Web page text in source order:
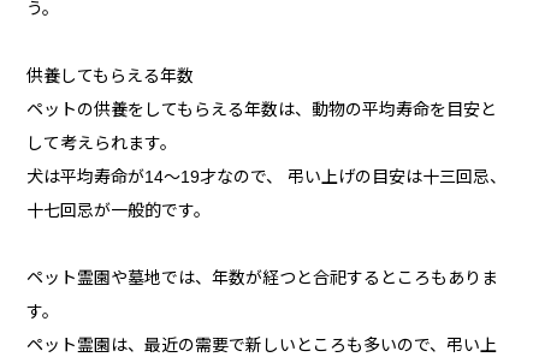
う。
供養してもらえる年数
ペットの供養をしてもらえる年数は、動物の平均寿命を目安と
して考えられます。
犬は平均寿命が14～19才なので、 弔い上げの目安は十三回忌、
十七回忌が一般的です。
ペット霊園や墓地では、年数が経つと合祀するところもありま
す。
ペット霊園は、最近の需要で新しいところも多いので、弔い上